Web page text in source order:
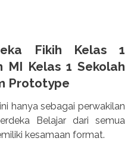
Fikih Kelas 1
MI Kelas 1 Sekolah
Prototype
hanya sebagai perwakilan
Belajar dari semua
kesamaan format.